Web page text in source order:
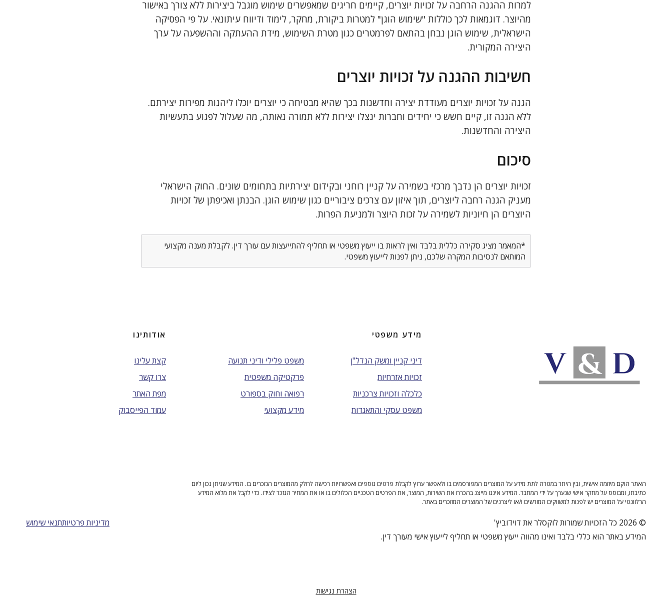
למרות ההגנה הרחבה על זכויות יוצרים, קיימים חריגים שמאפשרים שימוש מוגבל ביצירות ללא צורך באישור
מהיוצר. דוגמאות לכך כוללות "שימוש הוגן" למטרות ביקורת, מחקר, לימוד ודיווח עיתונאי. על פי הפסיקה
הישראלית, שימוש הוגן נבחן בהתאם לפרמטרים כגון מטרת השימוש, מידת ההעתקה וההשפעה על ערך
היצירה המקורית.
חשיבות ההגנה על זכויות יוצרים
הגנה על זכויות יוצרים מעודדת יצירה וחדשנות בכך שהיא מבטיחה כי יוצרים יוכלו ליהנות מפירות יצירתם.
ללא הגנה זו, קיים חשש כי יחידים וחברות ינצלו יצירות ללא תמורה נאותה, מה שעלול לפגוע בתעשיות
היצירה והחדשנות.
סיכום
זכויות יוצרים הן נדבך מרכזי בשמירה על קניין רוחני ובקידום יצירתיות בתחומים שונים. החוק הישראלי
מעניק הגנה רחבה ליוצרים, תוך איזון עם צרכים ציבוריים כגון שימוש הוגן. הבנתן ואכיפתן של זכויות
היוצרים הן חיוניות לשמירה על זכות היוצר ולמניעת הפרות.
*המאמר מציג סקירה כללית בלבד ואין לראות בו ייעוץ משפטי או תחליף להתייעצות עם עורך דין. לקבלת מענה מקצועי
המותאם לנסיבות המקרה שלכם, ניתן לפנות לייעוץ משפטי.
מידע משפטי
דיני קניין ומשק הנדל"ן
זכויות אזרחיות
כלכלה וזכויות צרכניות
משפט עסקי והתאגדות
משפט פלילי ודיני תנועה
פרקטיקה משפטית
רפואה וחוק בספורט
מידע מקצועי
אודותינו
קצת עלינו
צרו קשר
מפת האתר
עמוד הפייסבוק
האתר הוקם מיוזמה אישית, ובין היתר במטרה לתת מידע על המוצרים המפורסמים בו ולאפשר ערוץ לקבלת פרטים נוספים ואפשרויות רכישה לחלק מהמוצרים הנזכרים בו. המידע שניתן נכון ליום
כתיבתו, ומבוסס על מחקר אישי שנערך על ידי המחבר. המידע איננו מייצג בהכרח את השירות, המוצר, את הפרטים הטכניים הכלולים בו או את המחיר הנזכר לצידו. כדי לקבל את מלוא המידע
הרלוונטי על המוצרים יש לפנות למשווקים המורשים ו/או ליצרנים של המוצרים המוזכרים באתר.
© 2026 כל הזכויות שמורות לוקסלר את דוידוביץ'
המידע באתר הוא כללי בלבד ואינו מהווה ייעוץ משפטי או תחליף לייעוץ אישי מעורך דין.
מדיניות פרטיותתנאי שימוש
הצהרת נגישות